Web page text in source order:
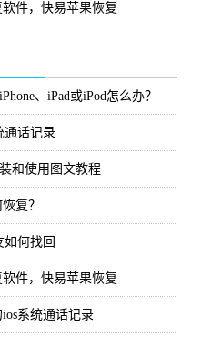
件，快易苹果恢复
、iPad或iPod怎么办？
通话记录
和使用图文教程
复？
何找回
件，快易苹果恢复
系统通话记录